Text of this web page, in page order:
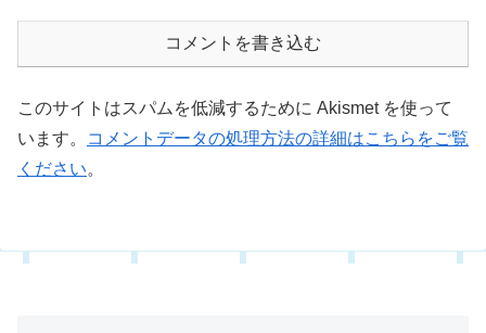
コメントを書き込む
このサイトはスパムを低減するために Akismet を使って
います。
コメントデータの処理方法の詳細はこちらをご覧
ください。